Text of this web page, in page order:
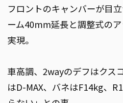
フロントのキャンバーが目
ーム40mm延長と調整式の
実現。
車高調、2wayのデフはクス
はD-MAX、バネはF14kg、